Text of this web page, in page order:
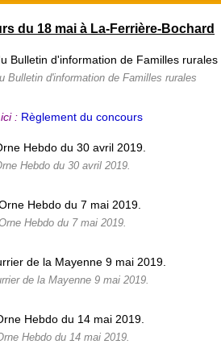
du 18 mai à La-Ferrière-Bochard
Bulletin d'information de Familles rurales
: Règlement du concours
Hebdo du 30 avril 2019.
Hebdo du 7 mai 2019.
de la Mayenne 9 mai 2019.
Hebdo du 14 mai 2019.